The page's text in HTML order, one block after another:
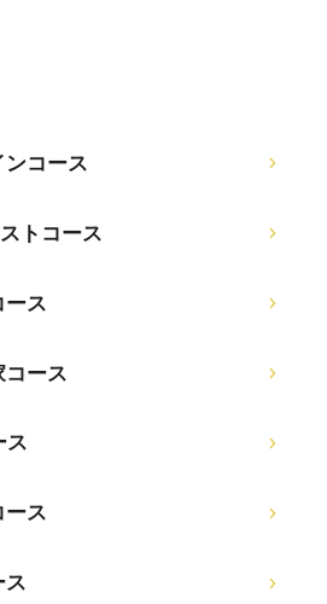
ンコース
トコース
ース
コース
ス
ース
ス